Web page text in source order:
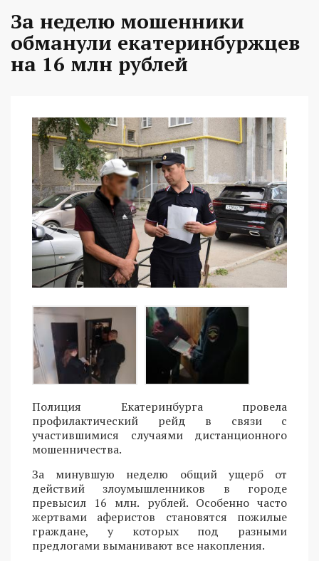
За неделю мошенники
обманули екатеринбуржцев
на 16 млн рублей
Полиция Екатеринбурга провела
профилактический рейд в связи с
участившимися случаями дистанционного
мошенничества.
За минувшую неделю общий ущерб от
действий злоумышленников в городе
превысил 16 млн. рублей. Особенно часто
жертвами аферистов становятся пожилые
граждане, у которых под разными
предлогами выманивают все накопления.